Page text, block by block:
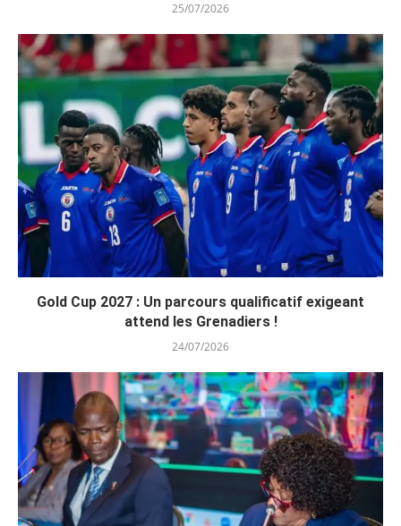
25/07/2026
Gold Cup 2027 : Un parcours qualificatif exigeant
attend les Grenadiers !
24/07/2026